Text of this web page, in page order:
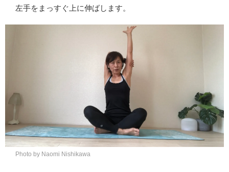
左手をまっすぐ上に伸ばします。
Photo by Naomi Nishikawa